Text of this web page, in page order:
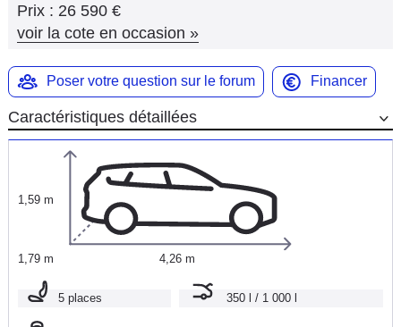
Marques
Prix : 26 590 €
voir la cote en occasion »
Poser votre question sur le forum Financer
Caractéristiques détaillées
1,59 m
1,79 m 4,26 m
5 places 350 l / 1 000 l